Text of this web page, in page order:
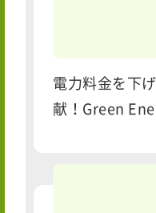
電力料金を下
献！Green